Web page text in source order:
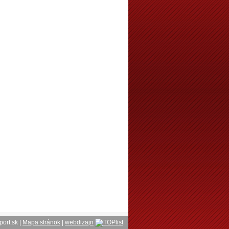
| Mapa stránok webdizajn